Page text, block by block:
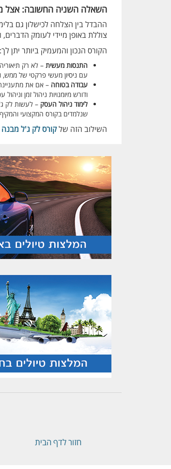
השאלה השניה החשובה: אצל
ההבדל בין הצלחה לכישלון גם
צוללת באופן מיידי לעומק הדברים, ומקבלת
הקורס הנכון והמעמיק ביותר יתן לך:
התנסות מעשית – לא רק
עם ניסיון מעשי פרקטי של ממש,
עבודה בטוחה – אם את
ודורש מיומנויות ניהול זמן
לימוד ניהול העסק – לעשות לק
שנלמדים בקורס המקצועי
השילוב הזה שלקורס לק ג'ל מבנה
חזור לדף הבית